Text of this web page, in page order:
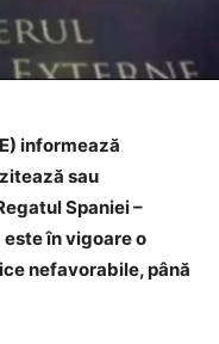
informează
sau
Spaniei –
în vigoare o
nefavorabile, până